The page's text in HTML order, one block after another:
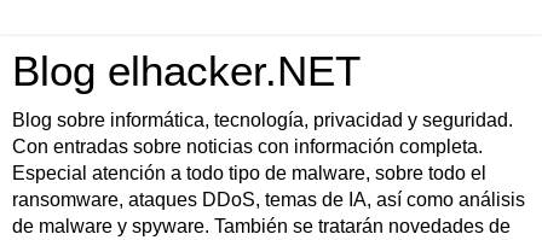
Blog elhacker.NET
Blog sobre informática, tecnología, privacidad y seguridad.
Con entradas sobre noticias con información completa.
Especial atención a todo tipo de malware, sobre todo el
ransomware, ataques DDoS, temas de IA, así como análisis
de malware y spyware. También se tratarán novedades de